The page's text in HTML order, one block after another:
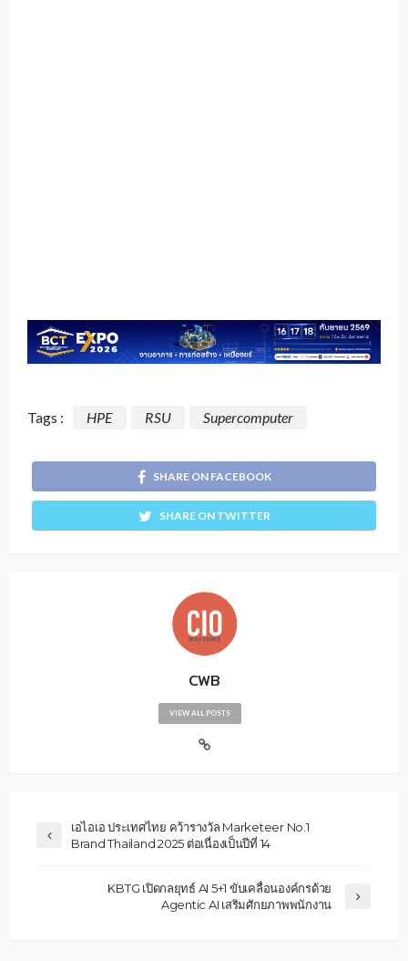
Tags : HPE RSU Supercomputer
SHARE ON FACEBOOK
SHARE ON TWITTER
CWB
VIEW ALL POSTS
เอไอเอ ประเทศไทย คว้ารางวัล Marketeer No.1
Brand Thailand 2025 ต่อเนื่องเป็นปีที่ 14
KBTG เปิดกลยุทธ์ AI 5+1 ขับเคลื่อนองค์กรด้วย
Agentic AI เสริมศักยภาพพนักงาน